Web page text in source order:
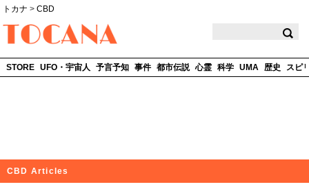
トカナ > CBD
STORE UFO・宇宙人 予言予知 事件 都市伝説 心霊 科学 UMA 歴史 スピ
CBD Articles